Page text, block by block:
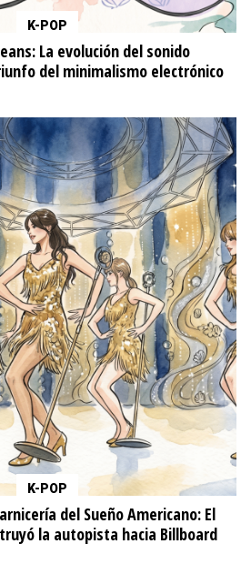
K-POP
La evolución del sonido
del minimalismo electrónico
K-POP
del Sueño Americano: El
la autopista hacia Billboard